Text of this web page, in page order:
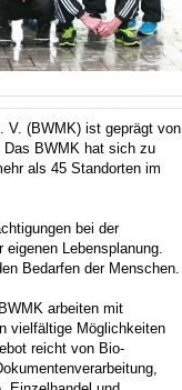
V. (BWMK) ist geprägt von
Das BWMK hat sich zu
als 45 Standorten im
bei der
Lebensplanung.
Bedarfen der Menschen.
arbeiten mit
vielfältige Möglichkeiten
reicht von Bio-